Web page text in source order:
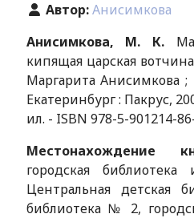
Автор:Анисимкова
Анисимкова, М. К.
кипящая царская
Маргарита Анисимкова
Екатеринбург : Пакрус,
ил. - ISBN 978-5-901214-
Местонахождение
городская
Центральная детская
библиотека № 2,